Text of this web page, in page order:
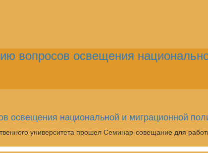
вопросов освещения
освещения национальной и миграционной
университета прошел Семинар-совещание для